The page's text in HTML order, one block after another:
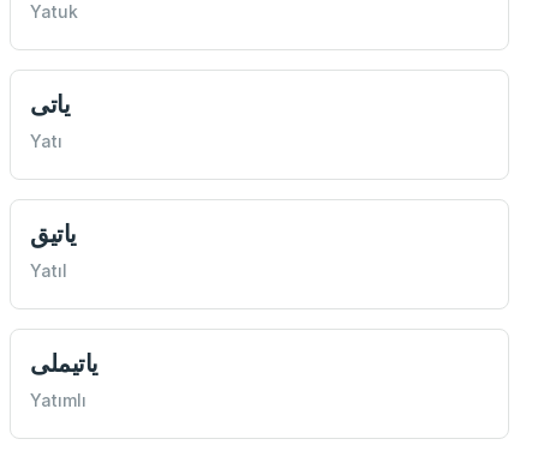
Yatuk
ياتی
Yatı
ياتيق
Yatıl
ياتيملی
Yatımlı